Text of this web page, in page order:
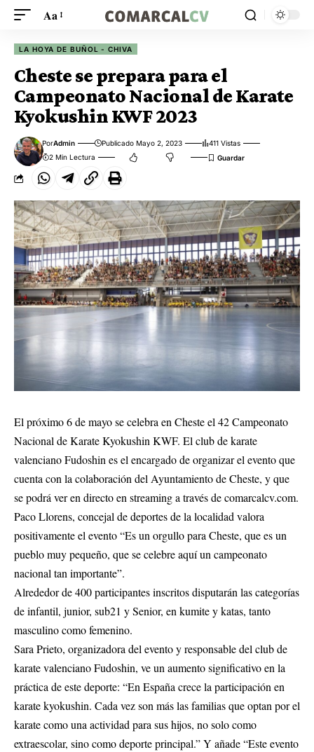
Aa
LA HOYA DE BUÑOL - CHIVA
Cheste se prepara para el
Campeonato Nacional de Karate
Kyokushin KWF 2023
PorAdmin Publicado Mayo 2, 2023
411 Vistas
2 Min Lectura
El próximo 6 de mayo se celebra en Cheste el 42 Campeonato
Nacional de Karate Kyokushin KWF. El club de karate
valenciano Fudoshin es el encargado de organizar el evento que
cuenta con la colaboración del Ayuntamiento de Cheste, y que
se podrá ver en directo en streaming a través de comarcalcv.com.
Paco Llorens, concejal de deportes de la localidad valora
positivamente el evento “Es un orgullo para Cheste, que es un
pueblo muy pequeño, que se celebre aquí un campeonato
nacional tan importante”.
Alrededor de 400 participantes inscritos disputarán las categorías
de infantil, junior, sub21 y Senior, en kumite y katas, tanto
masculino como femenino.
Sara Prieto, organizadora del evento y responsable del club de
karate valenciano Fudoshin, ve un aumento significativo en la
práctica de este deporte: “En España crece la participación en
karate kyokushin. Cada vez son más las familias que optan por el
karate como una actividad para sus hijos, no solo como
extraescolar, sino como deporte principal.” Y añade “Este evento